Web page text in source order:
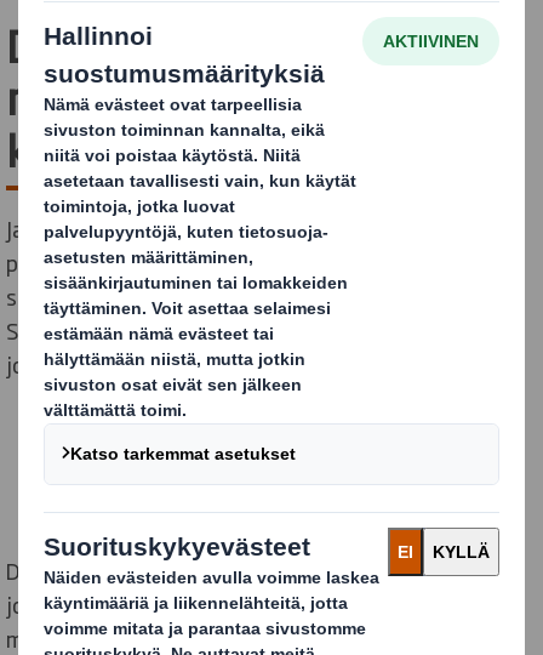
DS Smithin pakkauksille
menestystä ScanStar -
kilpailussa
Jatkamme voittojen tiellä pohjoismaisessa Scanstar -
pakkaussuunnittelukilpailussa. Tällä kertaa DS Smith
sai kolme palkintoa Pohjoismaissa, joista yksi
Suomeen, kun Kouvolan Lakritsille suunniteltu
joulukalenteri palkittiin.
DS Smithin suomalainen voittaja on vuoden 2019
joulumarkkinoille ensimmäistä kertaa tuotu
menestyksekäs Kouvolan Lakritsin joulukalenteri.